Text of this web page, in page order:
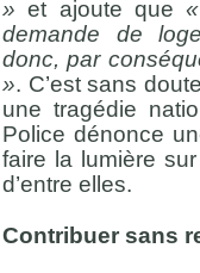
» et ajoute que
demande de
donc, par
». C’est sans
une tragédie
Police dénonce
faire la lumière
d’entre elles.
Contribuer sans